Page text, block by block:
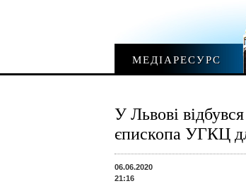
МЕДІАРЕСУРС
У Львові
єпископа УГКЦ
06.06.2020
21:16